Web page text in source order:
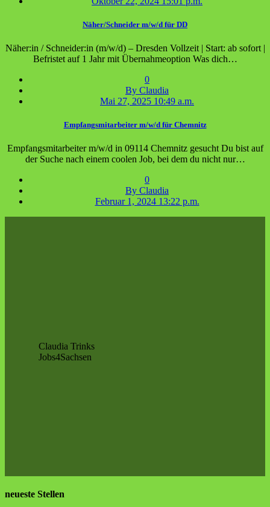
Näher/Schneider m/w/d für DD
Näher:in / Schneider:in (m/w/d) – Dresden Vollzeit | Start: ab sofort |
Befristet auf 1 Jahr mit Übernahmeoption Was dich…
0
By Claudia
Mai 27, 2025 10:49 a.m.
Empfangsmitarbeiter m/w/d für Chemnitz
Empfangsmitarbeiter m/w/d in 09114 Chemnitz gesucht Du bist auf
der Suche nach einem coolen Job, bei dem du nicht nur…
0
By Claudia
Februar 1, 2024 13:22 p.m.
Claudia Trinks
Jobs4Sachsen
neueste Stellen